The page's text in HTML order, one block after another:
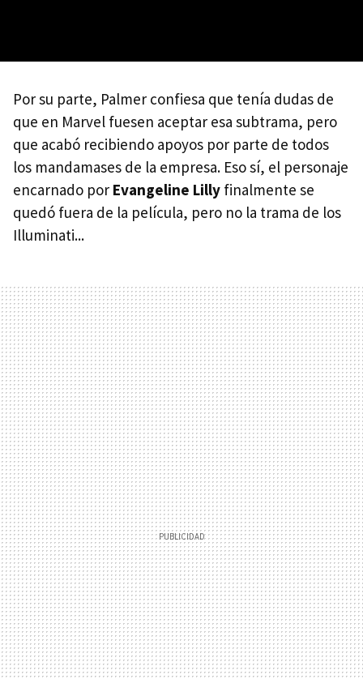
Por su parte, Palmer confiesa que tenía dudas de
que en Marvel fuesen aceptar esa subtrama, pero
que acabó recibiendo apoyos por parte de todos
los mandamases de la empresa. Eso sí, el personaje
encarnado por Evangeline Lilly finalmente se
quedó fuera de la película, pero no la trama de los
Illuminati...